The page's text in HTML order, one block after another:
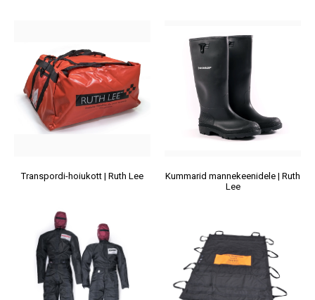
Transpordi-hoiukott | Ruth Lee
Kummarid mannekeenidele | Ruth
Lee